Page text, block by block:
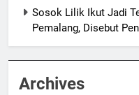
Sosok Lilik Ikut Jadi
Pemalang, Disebut
Archives